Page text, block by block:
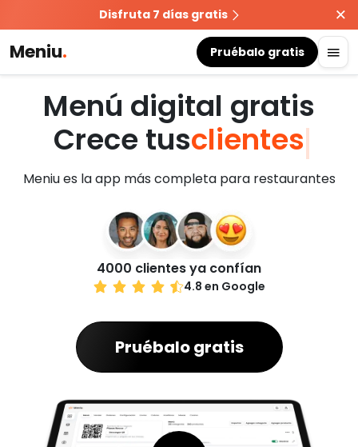
Disfruta 7 días gratis
Meniu. Pruébalo gratis
Menú digital gratis
Crece tusclientes
Meniu es la app más completa para restaurantes
4000 clientes ya confían
4.8 en Google
Pruébalo gratis